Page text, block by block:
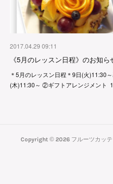
2017.04.29 09:11
《5月のレッスン日程》のお知ら
＊5月のレッスン日程＊9日(火
(木)11:30～ ②ギフトアレンジメント
Copyright © 2026 フルーツカッ